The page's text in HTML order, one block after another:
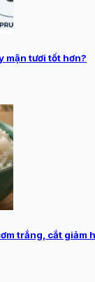
mận tươi tốt hơn?
trắng, cắt giảm